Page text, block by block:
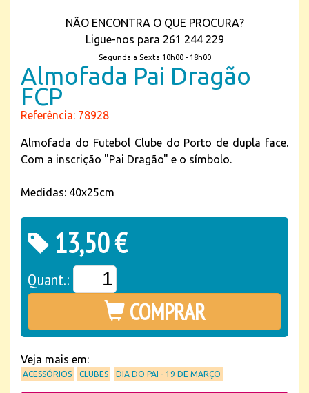
NÃO ENCONTRA O QUE PROCURA?
Ligue-nos para 261 244 229
Segunda a Sexta 10h00 - 18h00
Almofada Pai Dragão
FCP
Referência: 78928
Almofada do Futebol Clube do Porto de dupla face.
Com a inscrição "Pai Dragão" e o símbolo.
Medidas: 40x25cm
13,50 €
Quant.:
COMPRAR
Veja mais em:
ACESSÓRIOS CLUBES DIA DO PAI - 19 DE MARÇO